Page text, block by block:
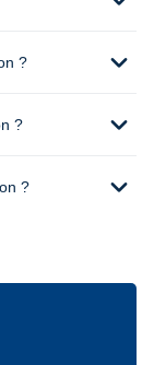
? expand_more
? expand_more
? expand_more